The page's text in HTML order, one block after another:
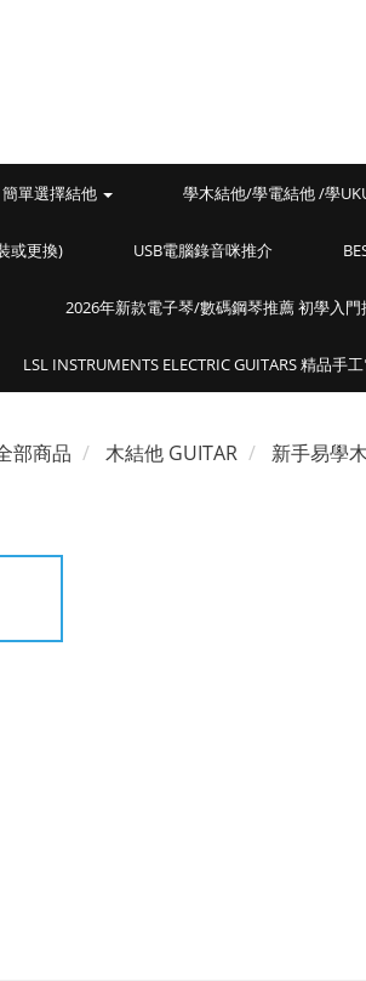
簡單選擇結他 學木結他/學電結他 /學
或更換) USB電腦錄音咪推介
2026年新款電子琴/數碼鋼琴推薦 初學入門
LSL INSTRUMENTS ELECTRIC GUITARS 精品手
部商品 木結他 GUITAR 新手易學